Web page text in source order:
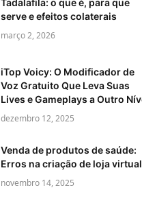
serve e efeitos colaterais
março 2, 2026
iTop Voicy: O Modificador de
Voz Gratuito Que Leva Suas
Lives e Gameplays a Outro
dezembro 12, 2025
Venda de produtos de saúde:
Erros na criação de loja virtual
novembro 14, 2025